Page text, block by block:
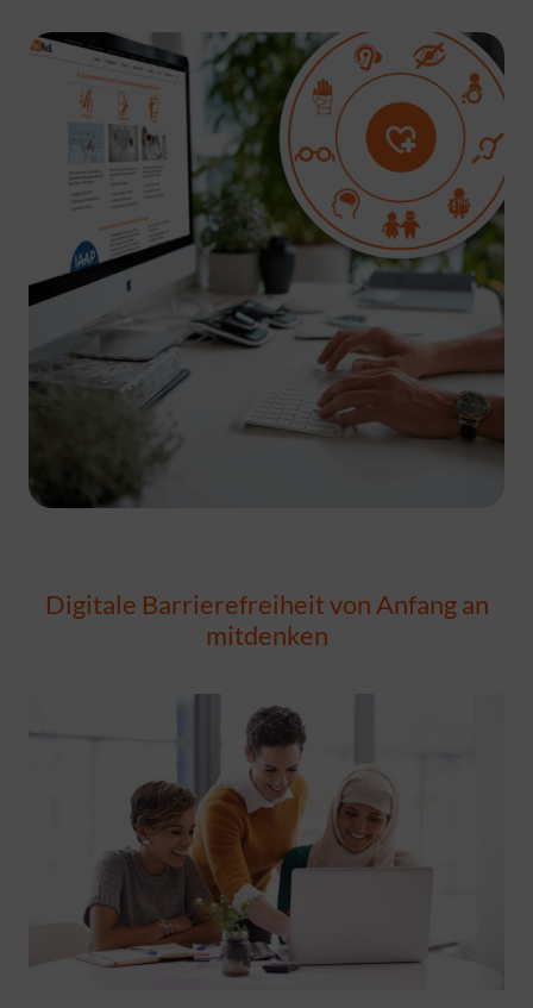
Digitale Barrierefreiheit von Anfang an
mitdenken